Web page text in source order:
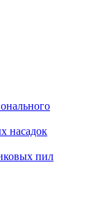
насадок
пил